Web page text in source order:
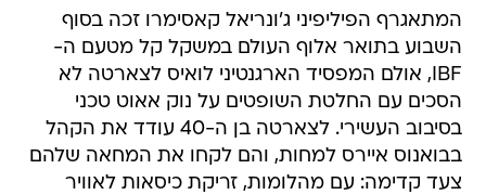
המתאגרף הפיליפיני ג'ונריאל קאסימרו זכה בסוף
השבוע בתואר אלוף העולם במשקל קל מטעם ה-
IBF, אולם המפסיד הארגנטיני לואיס לצארטה לא
הסכים עם החלטת השופטים על נוק אאוט טכני
בסיבוב העשירי. לצארטה בן ה-40 עודד את הקהל
בבואנוס איירס למחות, והם לקחו את המחאה שלהם
צעד קדימה: עם מהלומות, זריקת כיסאות לאוויר